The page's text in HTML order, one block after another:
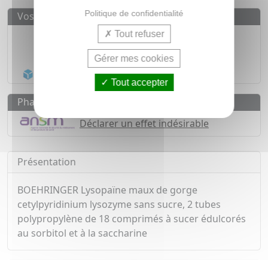
Vos avantages
Médicaments d'origineCERTIFIÉE
médicaments
Acheminement Chronopost
Pharmacovigilance
Déclarer un effet indésirable
Présentation
BOEHRINGER Lysopaïne maux de gorge
cetylpyridinium lysozyme sans sucre, 2 tubes
polypropylène de 18 comprimés à sucer édulcorés
au sorbitol et à la saccharine
Politique de confidentialité
Tout refuser
Gérer mes cookies
Tout accepter